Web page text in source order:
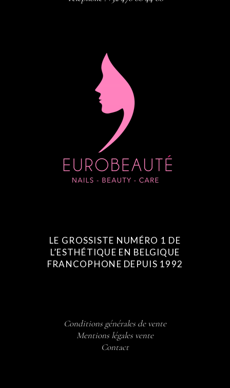
LE GROSSISTE NUMÉRO 1 DE
L’ESTHÉTIQUE EN BELGIQUE
FRANCOPHONE DEPUIS 1992
Conditions générales de vente
Mentions légales vente
Contact